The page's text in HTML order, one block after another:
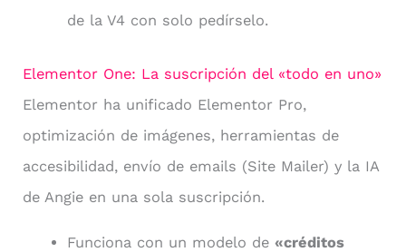
de la V4 con solo pedírselo.
Elementor One: La suscripción del «todo en uno»
Elementor ha unificado Elementor Pro,
optimización de imágenes, herramientas de
accesibilidad, envío de emails (Site Mailer) y la IA
de Angie en una sola suscripción.
Funciona con un modelo de«créditos